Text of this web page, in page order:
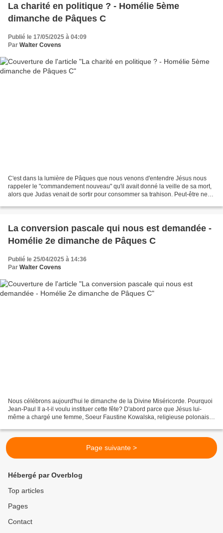
La charité en politique ? - Homélie 5ème
dimanche de Pâques C
Publié le 17/05/2025 à 04:09
Par Walter Covens
C'est dans la lumière de Pâques que nous venons d'entendre Jésus nous
rappeler le "commandement nouveau" qu'il avait donné la veille de sa mort,
alors que Judas venait de sortir pour consommer sa trahison. Peut-être ne
La conversion pascale qui nous est demandée -
Homélie 2e dimanche de Pâques C
Publié le 25/04/2025 à 14:36
Par Walter Covens
Nous célébrons aujourd'hui le dimanche de la Divine Miséricorde. Pourquoi
Jean-Paul II a-t-il voulu instituer cette fête? D'abord parce que Jésus lui-
même a chargé une femme, Soeur Faustine Kowalska, religieuse polonaise,
Page suivante >
Hébergé par Overblog
Top articles
Pages
Contact